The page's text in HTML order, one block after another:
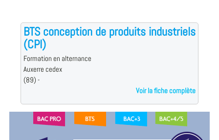
BTS conception de produits industriels
(CPI)
Formation en alternance
Auxerre cedex
(89) -
Voir la fiche complète